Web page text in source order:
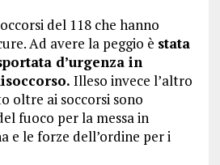
del 118 che hanno
Ad avere la peggio è stata
d’urgenza in
Illeso invece l’altro
oltre ai soccorsi sono
fuoco per la messa in
e le forze dell’ordine per i